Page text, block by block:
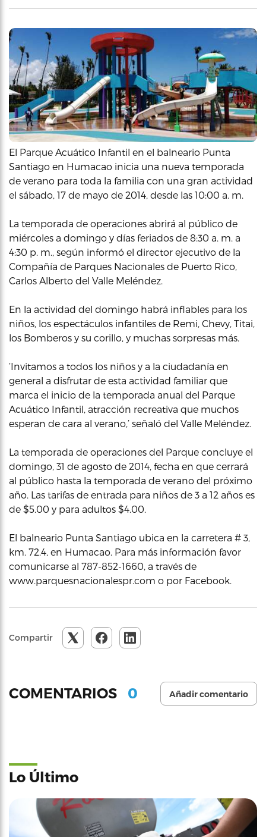
El Parque Acuático Infantil en el balneario Punta
Santiago en Humacao inicia una nueva temporada
de verano para toda la familia con una gran actividad
el sábado, 17 de mayo de 2014, desde las 10:00 a. m.
La temporada de operaciones abrirá al público de
miércoles a domingo y días feriados de 8:30 a. m. a
4:30 p. m., según informó el director ejecutivo de la
Compañía de Parques Nacionales de Puerto Rico,
Carlos Alberto del Valle Meléndez.
En la actividad del domingo habrá inflables para los
niños, los espectáculos infantiles de Remi, Chevy, Titai,
los Bomberos y su corillo, y muchas sorpresas más.
‘Invitamos a todos los niños y a la ciudadanía en
general a disfrutar de esta actividad familiar que
marca el inicio de la temporada anual del Parque
Acuático Infantil, atracción recreativa que muchos
esperan de cara al verano,’ señaló del Valle Meléndez.
La temporada de operaciones del Parque concluye el
domingo, 31 de agosto de 2014, fecha en que cerrará
al público hasta la temporada de verano del próximo
año. Las tarifas de entrada para niños de 3 a 12 años es
de $5.00 y para adultos $4.00.
El balneario Punta Santiago ubica en la carretera # 3,
km. 72.4, en Humacao. Para más información favor
comunicarse al 787-852-1660, a través de
www.parquesnacionalespr.com o por Facebook.
Compartir
COMENTARIOS 0 Añadir comentario
Lo Último